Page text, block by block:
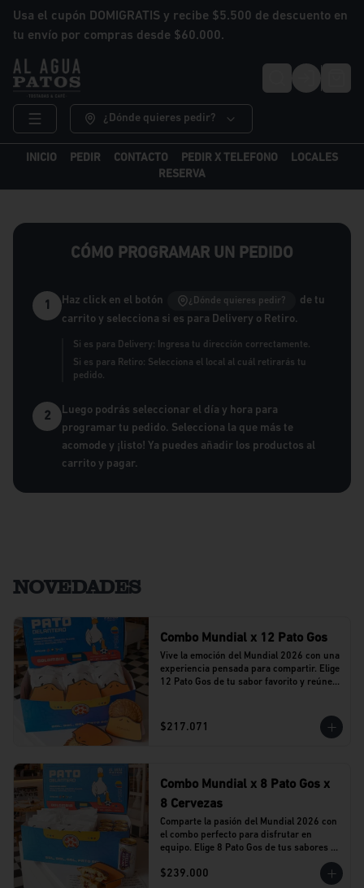
Usa el cupón DOMIGRATIS y recibe $5.500 de descuento en
tu envío por compras desde $60.000.
Login
¿Dónde quieres pedir?
INICIO PEDIR CONTACTO PEDIR X TELEFONO
LOCALES
RESERVA
CÓMO PROGRAMAR UN PEDIDO
1 Haz click en el botón ¿Dónde quieres pedir?
de tu
carrito y selecciona si es para Delivery o Retiro.
Si es para Delivery: Ingresa tu dirección correctamente.
Si es para Retiro: Selecciona el local al cuál retirarás tu
pedido.
2
Luego podrás seleccionar el día y hora para
programar tu pedido. Selecciona la que más te
acomode y ¡listo! Ya puedes añadir los productos al
carrito y pagar.
NOVEDADES
Combo Mundial x 12 Pato Gos
Vive la emoción del Mundial 2026 con una
experiencia pensada para compartir. Elige
12 Pato Gos de tu sabor favorito y reúne a
$217.071
Combo Mundial x 8 Pato Gos x
8 Cervezas
Comparte la pasión del Mundial 2026 con
el combo perfecto para disfrutar en
equipo. Elige 8 Pato Gos de tus sabores
favoritos y acompáñalos con 8 cervezas
Stella Artois en lata.
$239.000